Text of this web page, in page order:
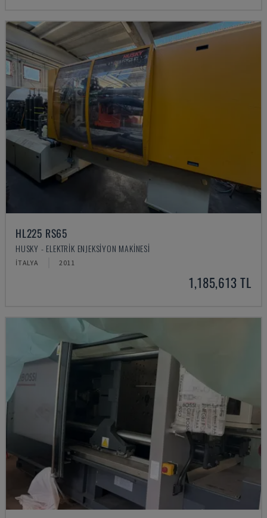
HL225 RS65
HUSKY - ELEKTRIK ENJEKSIYON MAKINESI
İTALYA 2011
1,185,613 TL